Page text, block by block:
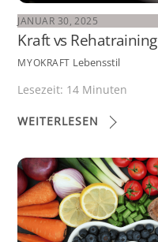
JANUAR 30, 2025
Kraft vs Rehatraining
MYOKRAFT Lebensstil
Lesezeit: 14 Minuten
WEITERLESEN